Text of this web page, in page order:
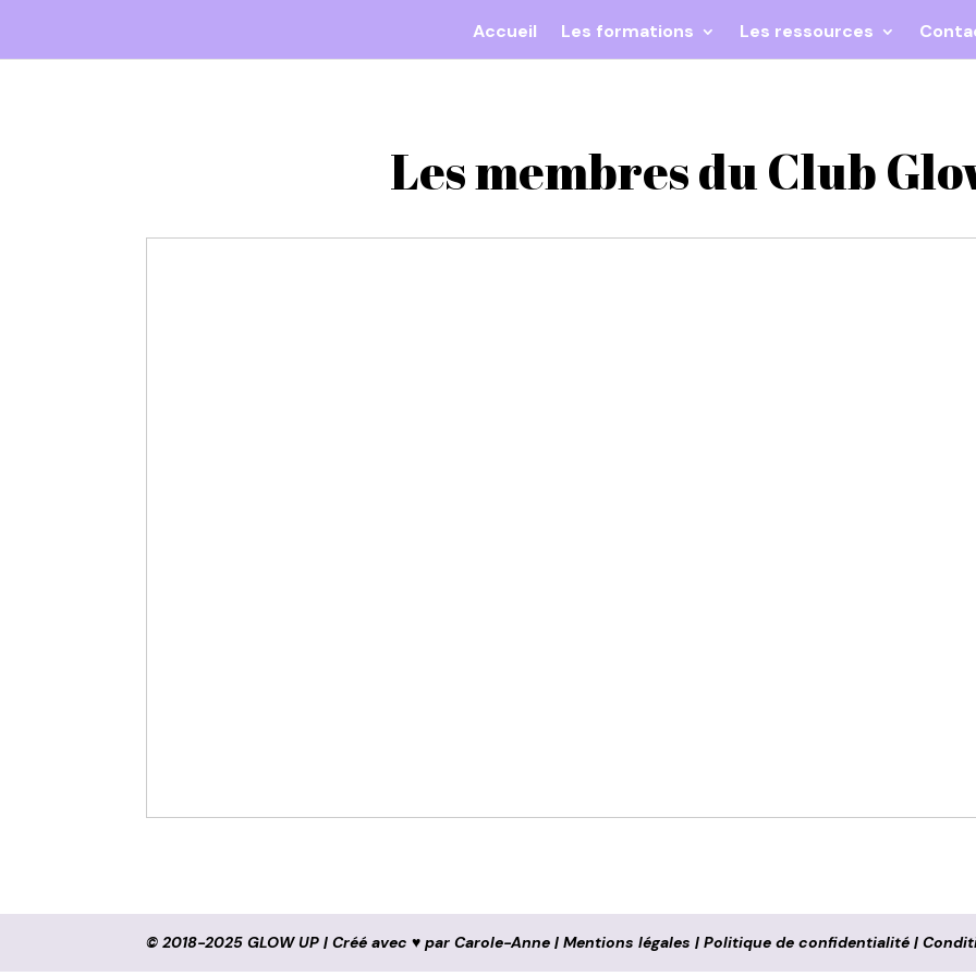
Accueil Les formations Les ressources
Les membres du Club
© 2018-2025 GLOW UP | Créé avec ♥ parCarole-Anne |Mentions légales |Politique de confidentialité |